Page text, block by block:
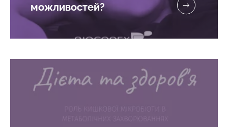
можливостей?